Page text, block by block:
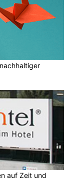
auf Zeit und